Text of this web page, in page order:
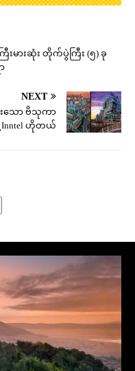
းမားဆုံး တိုက်ပွဲကြီး (၅) ခု
NEXT
းသော ဗိသုကာ
ဟိုတယ်